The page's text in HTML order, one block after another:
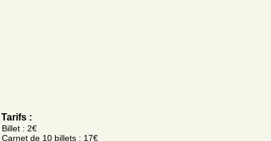
Tarifs :
Billet : 2€
Carnet de 10 billets : 17€